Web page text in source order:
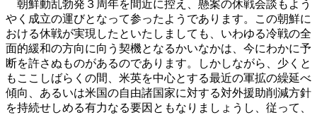
朝鮮動乱勃発３周年を間近に控え、懸案の休戦会談もよう
やく成立の運びとなって参ったようであります。この朝鮮に
おける休戦が実現したといたしましても、いわゆる冷戦の全
面的緩和の方向に向う契機となるかいなかは、今にわかに予
断を許さぬものがあるのであります。しかしながら、少くと
もここしばらくの間、米英を中心とする最近の軍拡の繰延べ
傾向、あるいは米国の自由諸国家に対する対外援助削減方針
を持続せしめる有力なる要因ともなりましょうし、従って、